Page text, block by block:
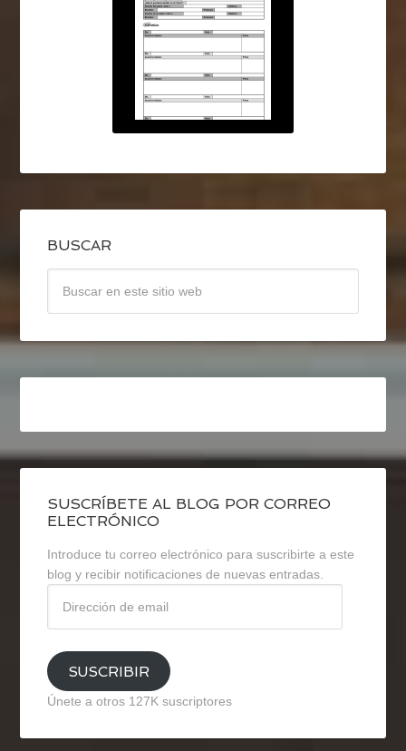
BUSCAR
SUSCRÍBETE AL BLOG POR CORREO
ELECTRÓNICO
Introduce tu correo electrónico para suscribirte a este
blog y recibir notificaciones de nuevas entradas.
email
SUSCRIBIR
Únete a otros 127K suscriptores